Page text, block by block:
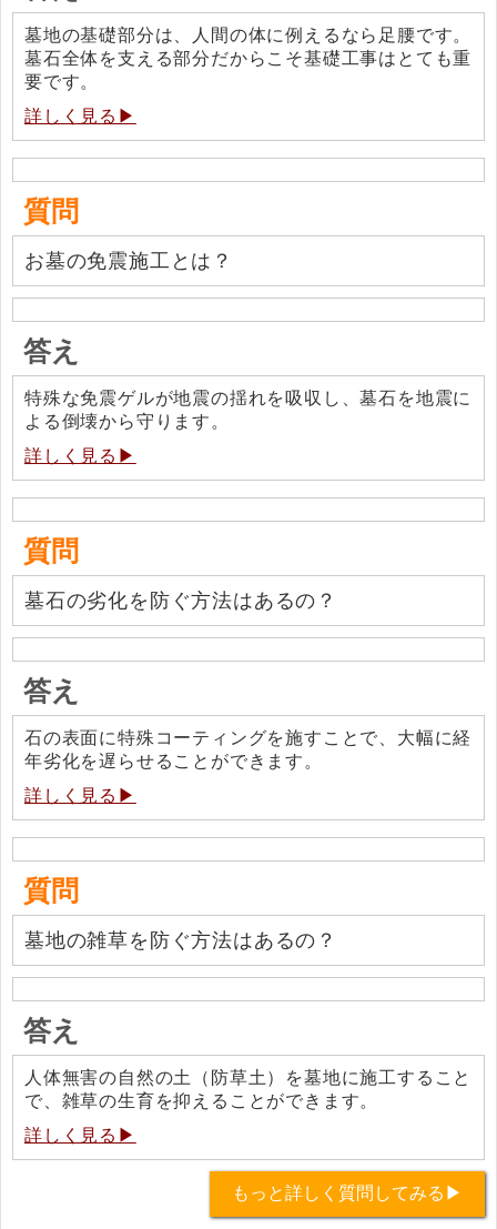
墓地の基礎部分は、人間の体に例えるなら足腰です。
墓石全体を支える部分だからこそ基礎工事はとても重
要です。
詳しく見る▶
質問
お墓の免震施工とは？
答え
特殊な免震ゲルが地震の揺れを吸収し、墓石を地震に
よる倒壊から守ります。
詳しく見る▶
質問
墓石の劣化を防ぐ方法はあるの？
答え
石の表面に特殊コーティングを施すことで、大幅に経
年劣化を遅らせることができます。
詳しく見る▶
質問
墓地の雑草を防ぐ方法はあるの？
答え
人体無害の自然の土（防草土）を墓地に施工すること
で、雑草の生育を抑えることができます。
詳しく見る▶
もっと詳しく質問してみる▶